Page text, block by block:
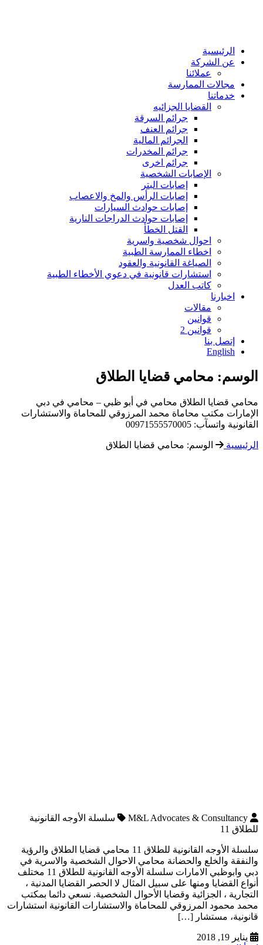
الرئيسية
عن الشركة
عملائنا
مجالات الممارسة
خدماتنا
القضايا الجزائيه
جرائم السرقة
جرائم العنف
الجرائم المالية
جرائم المخدرات
جرائم اخرى
الإصابات الشخصية
إصابات البتر
إصابات الرأس والمخ والاعصاب
إصابات حوادث السيارات
إصابات حوادث الدراجات النارية
القتل الخطأ
احوال شخصية واسرية
اخطاء الممارسة الطبية
الصياغة القانونية والعقود
استشارات قانونية في دعوي الأخطاء الطبية
كاتب العدل
اخبارنا
مقالات
قوانين
قوانين 2
إتصل بنا
English
الوسم: محامي قضايا الطلاق
محامي قضايا الطلاق محامي في أبو ظبي – محامي في دبي
الإمارات مكتب محاماة محمد المرزوقي للمحاماة والاستشارات
القانونية واتسآب: 00971555570005
الرئيسية الوسم: محامي قضايا الطلاق
M&L Advocates & Consultancy
سلسلة الأوجه القانونية
للطلاق 11
سلسلة الأوجه القانونية للطلاق 11 محامي قضايا الطلاق والرؤية
والنفقة والخلع والحضانة محامي الاحوال الشخصية والاسرية في
دبي وابوظبي الامارات سلسلة الأوجه القانونية للطلاق 11 مختلف
أنواع القضايا ومنها على سبيل المثال لا الحصر القضايا المدنية ،
التجارية ، الجزائية وقضايا الأحوال الشخصية. نسعي دائما بمكتب
محمد محمود المرزوقي للمحاماة والاستشارات القانونية استشارات
قانونية، مستشار […]
يناير 19, 2018